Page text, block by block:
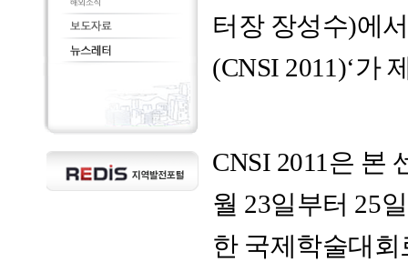
터장 장성수)에
(CNSI 2011)‘가
CNSI 2011은 본
월 23일부터 25
한 국제학술대